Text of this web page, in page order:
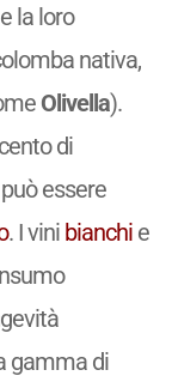
la loro
nativa,
Olivella).
di
essere
. I vini bianchie
gamma di